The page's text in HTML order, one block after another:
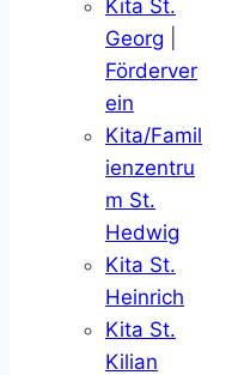
Kita St.
Georg
Förderver
ein
Kita/Famil
ienzentru
m St.
Hedwig
Kita St.
Heinrich
Kita St.
Kilian